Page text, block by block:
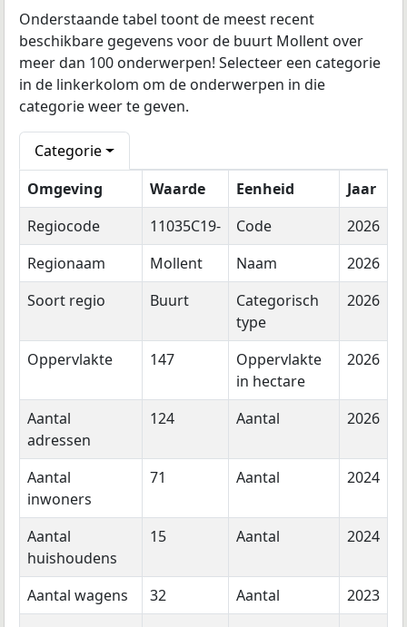
Onderstaande tabel toont de meest recent
beschikbare gegevens voor de buurt Mollent over
meer dan 100 onderwerpen! Selecteer een categorie
in de linkerkolom om de onderwerpen in die
categorie weer te geven.
Categorie
Omgeving
Waarde Eenheid
Jaar
Regiocode
11035C19- Code
2026
Regionaam
Mollent Naam
2026
Soort regio
Buurt
Categorisch
type
2026
Oppervlakte 147
Oppervlakte
in hectare
2026
Aantal
adressen
124 Aantal 2026
Aantal
inwoners
71 Aantal 2024
Aantal
huishoudens
15 Aantal 2024
Aantal wagens 32 Aantal
2023